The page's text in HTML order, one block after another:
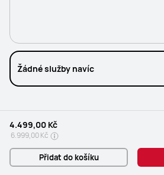
Žádné služby navíc
4.499,00 Kč
6.999,00 Kč
Přidat do košíku